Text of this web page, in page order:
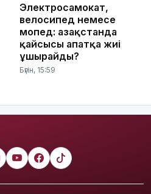
Электросамокат,
велосипед немесе
мопед: Қазақстанда
қайсысы апатқа жиі
ұшырайды?
Бүгін, 15:59